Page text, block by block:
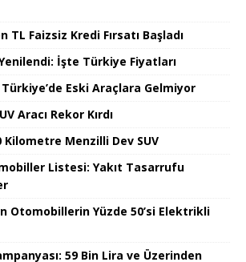
TL Faizsiz Kredi Fırsatı Başladı
İşte Türkiye Fiyatları
Eski Araçlara Gelmiyor
Aracı Rekor Kırdı
Kilometre Menzilli Dev SUV
Listesi: Yakıt Tasarrufu
Otomobillerin Yüzde 50’si Elektrikli
59 Bin Lira ve Üzerinden